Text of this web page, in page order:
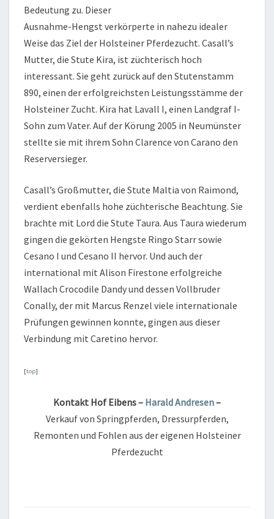
Bedeutung zu. Dieser
Ausnahme-Hengst verkörperte in nahezu idealer
Weise das Ziel der Holsteiner Pferdezucht. Casall’s
Mutter, die Stute Kira, ist züchterisch hoch
interessant. Sie geht zurück auf den Stutenstamm
890, einen der erfolgreichsten Leistungsstämme der
Holsteiner Zucht. Kira hat Lavall I, einen Landgraf I-
Sohn zum Vater. Auf der Körung 2005 in Neumünster
stellte sie mit ihrem Sohn Clarence von Carano den
Reserversieger.
Casall’s Großmutter, die Stute Maltia von Raimond,
verdient ebenfalls hohe züchterische Beachtung. Sie
brachte mit Lord die Stute Taura. Aus Taura wiederum
gingen die gekörten Hengste Ringo Starr sowie
Cesano I und Cesano II hervor. Und auch der
international mit Alison Firestone erfolgreiche
Wallach Crocodile Dandy und dessen Vollbruder
Conally, der mit Marcus Renzel viele internationale
Prüfungen gewinnen konnte, gingen aus dieser
Verbindung mit Caretino hervor.
[top]
Kontakt Hof Eibens – Harald Andresen–
Verkauf von Springpferden, Dressurpferden,
Remonten und Fohlen aus der eigenen Holsteiner
Pferdezucht